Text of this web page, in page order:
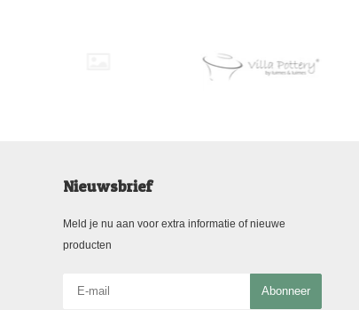
Nieuwsbrief
Meld je nu aan voor extra informatie of nieuwe
producten
Abonneer